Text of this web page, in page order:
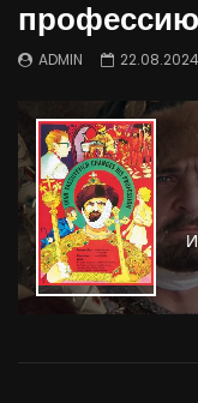
ADMIN 22.08.2024